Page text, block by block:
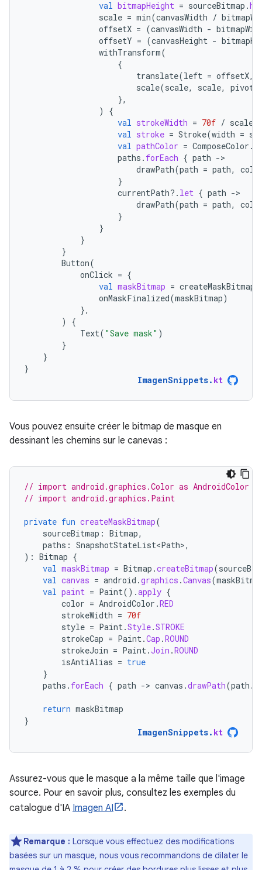
val bitmapHeight = sourceBitmap .
scale = min(canvasWidth /
offsetX = (canvasWidth -
offsetY = (canvasHeight -
withTransform(
{
translate(left = offsetX,
scale(scale, scale, pivot
},
)
{
val strokeWidth = 70f / scale
val stroke = Stroke(width =
val pathColor = ComposeColor .
paths . forEach { path -
drawPath(path = path,
}
currentPath?. let { path -
drawPath(path = path,
}
}
}
}
Button(
onClick = {
val maskBitmap = createMaskBitmap
onMaskFinalized(maskBitmap)
},
)
{
Text( "Save mask" )
}
}
}
ImagenSnippets. kt
Vous pouvez ensuite créer le bitmap de masque en
dessinant les chemins sur le canevas :
// import android.graphics.Color as AndroidColor
// import android.graphics.Paint
private fun createMaskBitmap(
sourceBitmap : Bitmap,
paths : SnapshotStateList<Path>,
): Bitmap {
val maskBitmap = Bitmap .createBitmap(
val canvas = android .graphics .Canvas(
val paint = Paint().apply {
color = AndroidColor .RED
strokeWidth = 70f
style = Paint.Style.STROKE
strokeCap = Paint.Cap .ROUND
strokeJoin = Paint.Join .ROUND
isAntiAlias = true
}
paths . forEach { path -> canvas .drawPath(path .
return maskBitmap
}
ImagenSnippets. kt
Assurez-vous que le masque a la même taille que l'image
source. Pour en savoir plus, consultez les exemples du
catalogue d'IA Imagen AI .
Remarque : Lorsque vous effectuez des modifications
basées sur un masque, nous vous recommandons de dilater le